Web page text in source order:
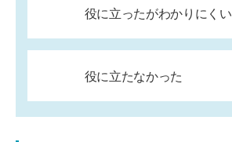
役に立ったがわかりにくい
役に立たなかった